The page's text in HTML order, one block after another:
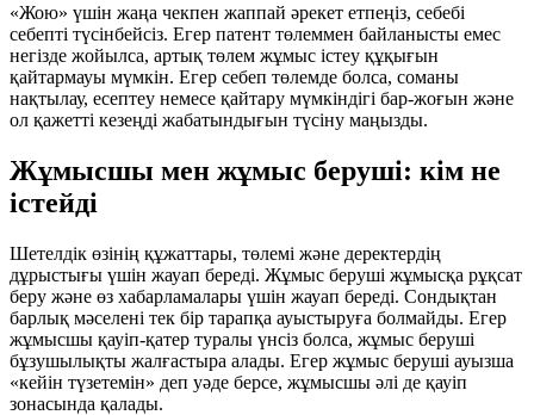
«Жою» үшін жаңа чекпен жаппай әрекет етпеңіз, себебі
себепті түсінбейсіз. Егер патент төлеммен байланысты емес
негізде жойылса, артық төлем жұмыс істеу құқығын
қайтармауы мүмкін. Егер себеп төлемде болса, соманы
нақтылау, есептеу немесе қайтару мүмкіндігі бар-жоғын және
ол қажетті кезеңді жабатындығын түсіну маңызды.
Жұмысшы мен жұмыс беруші: кім не
істейді
Шетелдік өзінің құжаттары, төлемі және деректердің
дұрыстығы үшін жауап береді. Жұмыс беруші жұмысқа рұқсат
беру және өз хабарламалары үшін жауап береді. Сондықтан
барлық мәселені тек бір тарапқа ауыстыруға болмайды. Егер
жұмысшы қауіп-қатер туралы үнсіз болса, жұмыс беруші
бұзушылықты жалғастыра алады. Егер жұмыс беруші ауызша
«кейін түзетемін» деп уәде берсе, жұмысшы әлі де қауіп
зонасында қалады.